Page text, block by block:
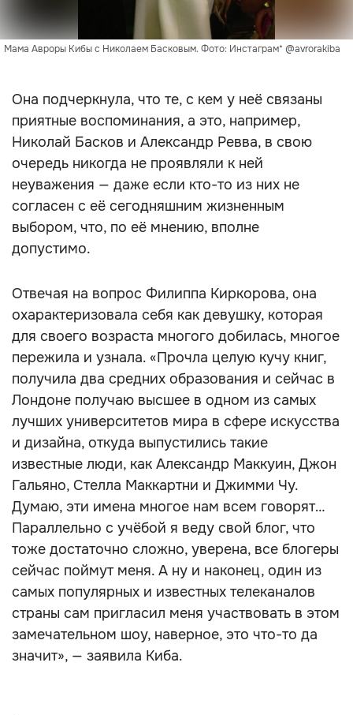
Мама Авроры Кибы с Николаем Басковым. Фото: Инстаграм* @avrorakiba
Она подчеркнула, что те, с кем у неё связаны
приятные воспоминания, а это, например,
Николай Басков и Александр Ревва, в свою
очередь никогда не проявляли к ней
неуважения — даже если кто-то из них не
согласен с её сегодняшним жизненным
выбором, что, по её мнению, вполне
допустимо.
Отвечая на вопрос Филиппа Киркорова, она
охарактеризовала себя как девушку, которая
для своего возраста многого добилась, многое
пережила и узнала. «Прочла целую кучу книг,
получила два средних образования и сейчас в
Лондоне получаю высшее в одном из самых
лучших университетов мира в сфере искусства
и дизайна, откуда выпустились такие
известные люди, как Александр Маккуин, Джон
Гальяно, Стелла Маккартни и Джимми Чу.
Думаю, эти имена многое нам всем говорят…
Параллельно с учёбой я веду свой блог, что
тоже достаточно сложно, уверена, все блогеры
сейчас поймут меня. А ну и наконец, один из
самых популярных и известных телеканалов
страны сам пригласил меня участвовать в этом
замечательном шоу, наверное, это что-то да
значит», — заявила Киба.